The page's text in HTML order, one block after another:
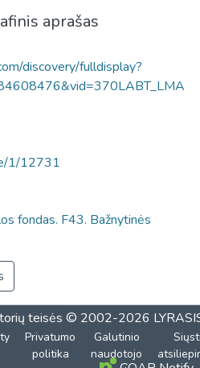
aprašas
discovery/fulldisplay?
1/12731
fondas. F43. Bažnytinės
teisės © 2002-2026
Privatumo
politika
Galutinio
naudotojo